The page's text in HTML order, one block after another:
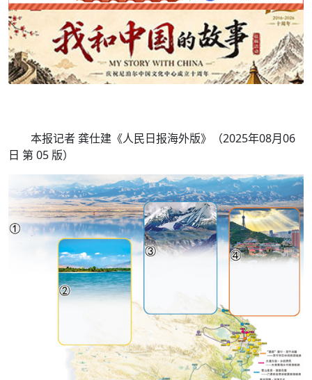
本报记者 龚仕建《人民日报海外版》（2025年08月06
日 第 05 版）